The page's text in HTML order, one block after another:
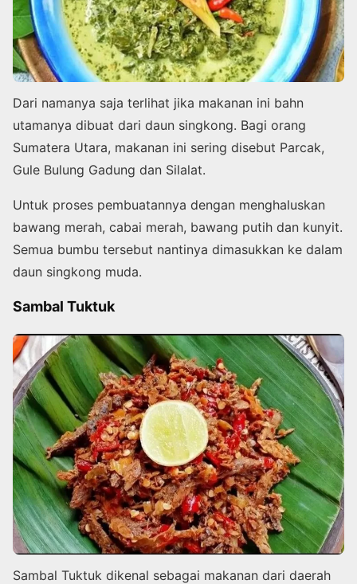
Dari namanya saja terlihat jika makanan ini bahn
utamanya dibuat dari daun singkong. Bagi orang
Sumatera Utara, makanan ini sering disebut Parcak,
Gule Bulung Gadung dan Silalat.
Untuk proses pembuatannya dengan menghaluskan
bawang merah, cabai merah, bawang putih dan kunyit.
Semua bumbu tersebut nantinya dimasukkan ke dalam
daun singkong muda.
Sambal Tuktuk
Sambal Tuktuk dikenal sebagai makanan dari daerah